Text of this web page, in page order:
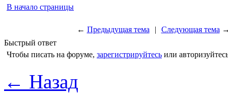
В начало страницы
← Предыдущая тема | Следующая тема
Быстрый ответ
Чтобы писать на форуме, зарегистрируйтесь или
← Назад